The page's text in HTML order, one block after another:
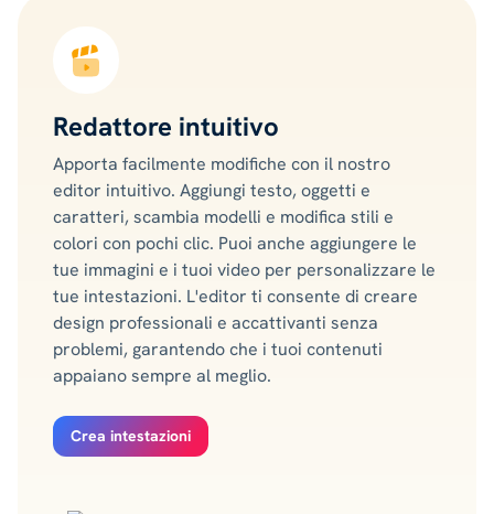
Redattore intuitivo
Apporta facilmente modifiche con il nostro
editor intuitivo. Aggiungi testo, oggetti e
caratteri, scambia modelli e modifica stili e
colori con pochi clic. Puoi anche aggiungere le
tue immagini e i tuoi video per personalizzare le
tue intestazioni. L'editor ti consente di creare
design professionali e accattivanti senza
problemi, garantendo che i tuoi contenuti
appaiano sempre al meglio.
Crea intestazioni